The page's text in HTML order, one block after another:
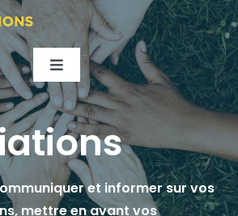
Toggle
Navigation
et informer sur vos
mettre en avant vos